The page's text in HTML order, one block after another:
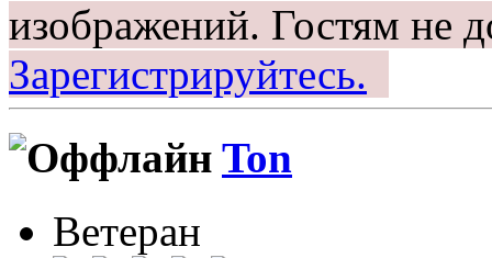
изображений. Гостям не
Зарегистрируйтесь.
Ton
Ветеран